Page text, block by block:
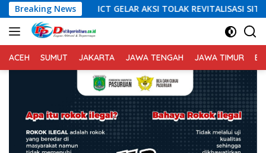
Langsung
ke
konten
Breaking News
GELAR AKSI TOLAK REVITALISASI SITU CIKEDAL, 150 PESERTA
ACEH SUMUT JAKARTA JAWA TENGAH JAWA TIMUR